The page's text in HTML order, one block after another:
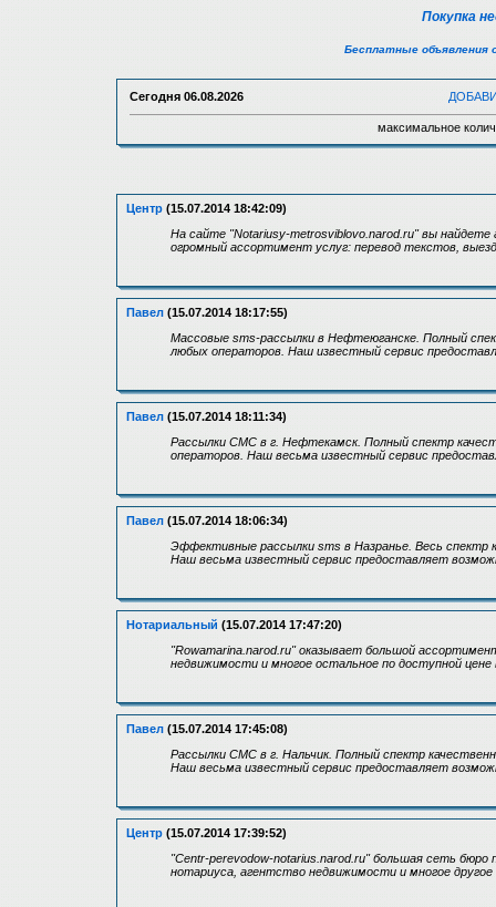
Покупка
Бесплатные объявления
Сегодня 06.08.2026
максимальное
Центр (15.07.2014 18:42:09)
На сайте "Notariusy-metrosviblovo.narod.ru" вы
огромный ассортимент услуг: перевод текстов,
Павел (15.07.2014 18:17:55)
Массовые sms-рассылки в Нефтеюганске. Полный
любых операторов. Наш известный сервис
Павел (15.07.2014 18:11:34)
Рассылки СМС в г. Нефтекамск. Полный спектр
операторов. Наш весьма известный сервис
Павел (15.07.2014 18:06:34)
Эффективные рассылки sms в Назранье. Весь спектр
Наш весьма известный сервис предоставляет
Нотариальный (15.07.2014 17:47:20)
"Rowamarina.narod.ru" оказывает большой
недвижимости и многое остальное по доступной цене
Павел (15.07.2014 17:45:08)
Рассылки СМС в г. Нальчик. Полный спектр
Наш весьма известный сервис предоставляет
Центр (15.07.2014 17:39:52)
"Centr-perevodow-notarius.narod.ru" большая сеть
нотариуса, агентство недвижимости и многое